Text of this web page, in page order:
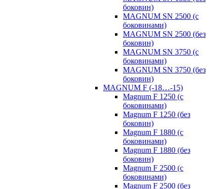
боковин)
MAGNUM SN 2500 (с
боковинами)
MAGNUM SN 2500 (без
боковин)
MAGNUM SN 3750 (с
боковинами)
MAGNUM SN 3750 (без
боковин)
MAGNUM F (-18…-15)
Magnum F 1250 (с
боковинами)
Magnum F 1250 (без
боковин)
Magnum F 1880 (с
боковинами)
Magnum F 1880 (без
боковин)
Magnum F 2500 (с
боковинами)
Magnum F 2500 (без